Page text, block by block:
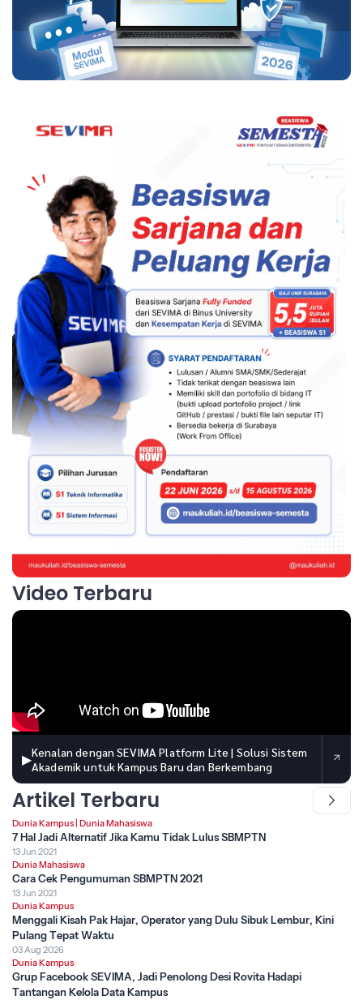
Video Terbaru
▶Kenalan dengan SEVIMA Platform Lite | Solusi Sistem
Akademik untuk Kampus Baru dan Berkembang
Artikel Terbaru
Dunia Kampus Dunia Mahasiswa
7 Hal Jadi Alternatif Jika Kamu Tidak Lulus SBMPTN
13 Jun 2021
Dunia Mahasiswa
Cara Cek Pengumuman SBMPTN 2021
13 Jun 2021
Dunia Kampus
Menggali Kisah Pak Hajar, Operator yang Dulu Sibuk Lembur, Kini
Pulang Tepat Waktu
03 Aug 2026
Dunia Kampus
Grup Facebook SEVIMA, Jadi Penolong Desi Rovita Hadapi
Tantangan Kelola Data Kampus